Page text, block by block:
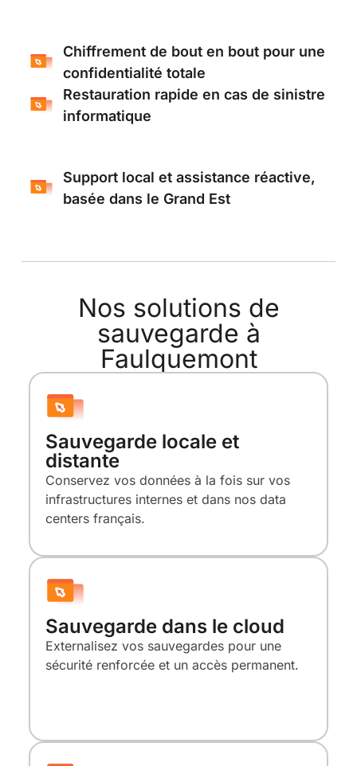
Chiffrement de bout en bout pour une
confidentialité totale
Restauration rapide en cas de sinistre
informatique
Support local et assistance réactive,
basée dans le Grand Est
Nos solutions de
sauvegarde à
Faulquemont
Sauvegarde locale et
distante
Conservez vos données à la fois sur vos
infrastructures internes et dans nos data
centers français.
Sauvegarde dans le cloud
Externalisez vos sauvegardes pour une
sécurité renforcée et un accès permanent.